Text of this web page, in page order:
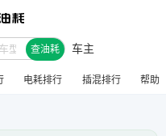
查油耗 车主
电耗排行 插混排行 帮助